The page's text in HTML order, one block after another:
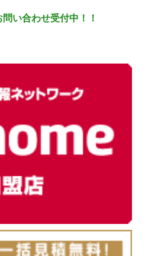
い合わせ受付中！！